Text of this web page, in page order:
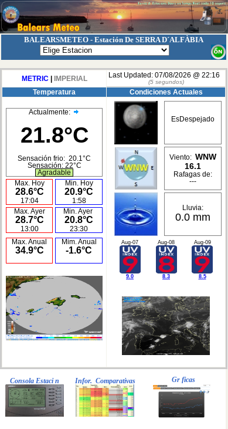
BALEARSMETEO - Estación De SERRA D´ALFÀBIA
METRIC| IMPERIAL Last Updated: 07/08/2026 @ 22:16
(5segundos)
Temperatura Condiciones Actuales
Actualmente:
21.8°C
Sensación frio: 20.1°C
Sensación: 22°C
Agradable
Max. Hoy
28.6°C
17:04
Min. Hoy
20.9°C
1:58
Max. Ayer
28.7°C
13:00
Min. Ayer
20.8°C
23:30
Max. Anual
34.9°C
Mim. Anual
-1.6°C
EsDespejado
Viento: WNW
16.1
Rafagas de:
---
Lluvia:
0.0 mm
Aug-07
9.0
Aug-08
8.3
Aug-09
8.5
Consola Estaci n Infor. Comparativas Gr ficas